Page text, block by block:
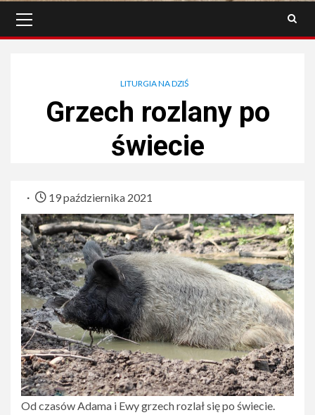
główne
LITURGIA NA DZIŚ
Grzech rozlany po
świecie
19 października 2021
Od czasów Adama i Ewy grzech rozlał się po świecie.